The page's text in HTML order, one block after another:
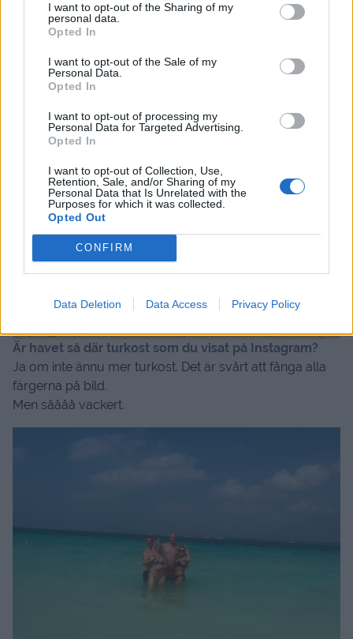
I want to opt-out of the Sharing of my
personal data.
Opted In
I want to opt-out of the Sale of my
Personal Data.
Opted In
I want to opt-out of processing my
Personal Data for Targeted Advertising.
Opted In
I want to opt-out of Collection, Use,
Retention, Sale, and/or Sharing of my
Personal Data that Is Unrelated with the
Purposes for which it was collected.
Opted Out
CONFIRM
Data Deletion Data Access Privacy Policy
Är havet så där turkost som du visat på Instagram?
Ja om inte ännu mer turkost. Det är svårt att fånga alla
färgerna på bild.
Men såååå vackert.